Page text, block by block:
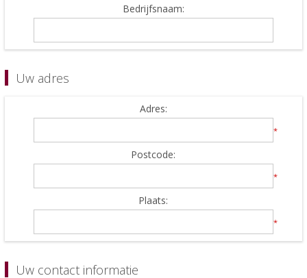
Bedrijfsnaam:
Uw adres
Adres:
*
Postcode:
*
Plaats:
*
Uw contact informatie